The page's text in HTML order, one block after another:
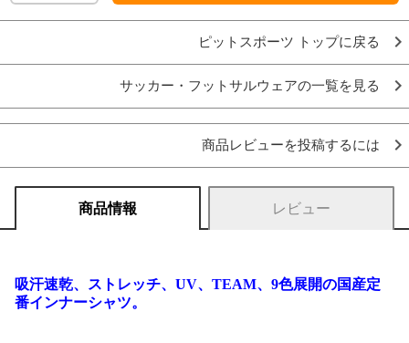
ピットスポーツ トップに戻る
サッカー・フットサルウェアの一覧を見る
商品レビューを投稿するには
商品情報 レビュー
吸汗速乾、ストレッチ、UV、TEAM、9色展開の国産定
番インナーシャツ。